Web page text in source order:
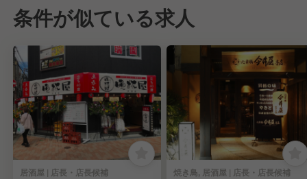
条件が似ている求人
居酒屋 | 店長・店長候補 焼き鳥, 居酒屋 | 店長・店長候補